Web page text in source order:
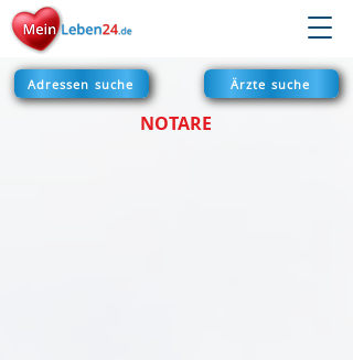
Adressen suche Ärzte suche
NOTARE